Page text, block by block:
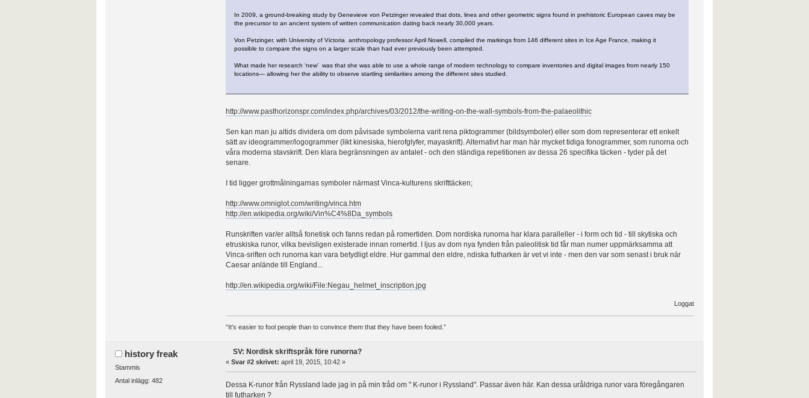
In 2009, a ground-breaking study by Genevieve von Petzinger revealed that dots, lines and other geometric signs found in prehistoric European caves may be
the precursor to an ancient system of written communication dating back nearly 30,000 years.
Von Petzinger, with University of Victoria anthropology professor April Nowell, compiled the markings from 146 different sites in Ice Age France, making it
possible to compare the signs on a larger scale than had ever previously been attempted.
What made her research ‘new’ was that she was able to use a whole range of modern technology to compare inventories and digital images from nearly 150
locations— allowing her the ability to observe startling similarities among the different sites studied.
http://www.pasthorizonspr.com/index.php/archives/03/2012/the-writing-on-the-wall-symbols-from-the-palaeolithic
Sen kan man ju altids dividera om dom påvisade symbolerna varit rena piktogrammer (bildsymboler) eller som dom representerar ett enkelt
sätt av ideogrammer/logogrammer (likt kinesiska, hierofglyfer, mayaskrift). Alternativt har man här mycket tidiga fonogrammer, som runorna och
våra moderna stavskrift. Den klara begränsningen av antalet - och den ständiga repetitionen av dessa 26 specifika täcken - tyder på det
senare.
I tid ligger grottmålningarnas symboler närmast Vinca-kulturens skrifttäcken;
http://www.omniglot.com/writing/vinca.htm
http://en.wikipedia.org/wiki/Vin%C4%8Da_symbols
Runskriften var/er alltså fonetisk och fanns redan på romertiden. Dom nordiska runorna har klara paralleller - i form och tid - till skytiska och
etruskiska runor, vilka bevisligen existerade innan romertid. I ljus av dom nya fynden från paleolitisk tid får man numer uppmärksamma att
Vinca-sriften och runorna kan vara betydligt eldre. Hur gammal den eldre, ndiska futharken är vet vi inte - men den var som senast i bruk när
Caesar anlände till England...
http://en.wikipedia.org/wiki/File:Negau_helmet_inscription.jpg
Loggat
“It's easier to fool people than to convince them that they have been fooled.”
history freak
Stammis
Antal inlägg: 482
SV: Nordisk skriftspråk före runorna?
« Svar #2 skrivet: april 19, 2015, 10:42 »
Dessa K-runor från Ryssland lade jag in på min tråd om " K-runor i Ryssland". Passar även här. Kan dessa uråldriga runor vara föregångaren
till futharken ?